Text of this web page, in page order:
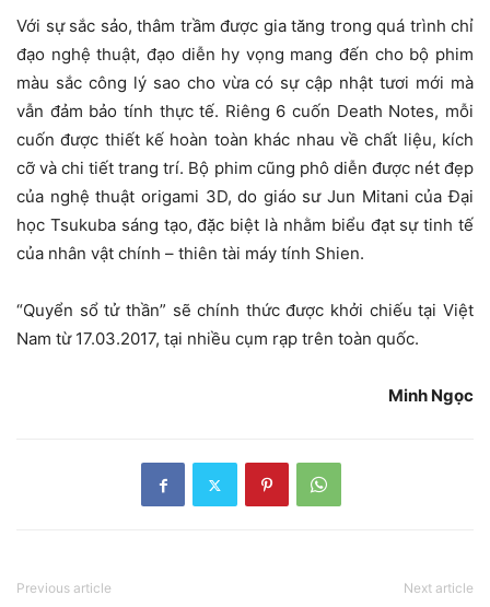
Với sự sắc sảo, thâm trầm được gia tăng trong quá trình chỉ
đạo nghệ thuật, đạo diễn hy vọng mang đến cho bộ phim
màu sắc công lý sao cho vừa có sự cập nhật tươi mới mà
vẫn đảm bảo tính thực tế. Riêng 6 cuốn Death Notes, mỗi
cuốn được thiết kế hoàn toàn khác nhau về chất liệu, kích
cỡ và chi tiết trang trí. Bộ phim cũng phô diễn được nét đẹp
của nghệ thuật origami 3D, do giáo sư Jun Mitani của Đại
học Tsukuba sáng tạo, đặc biệt là nhằm biểu đạt sự tinh tế
của nhân vật chính – thiên tài máy tính Shien.
“Quyển sổ tử thần” sẽ chính thức được khởi chiếu tại Việt
Nam từ 17.03.2017, tại nhiều cụm rạp trên toàn quốc.
Minh Ngọc
Previous article Next article